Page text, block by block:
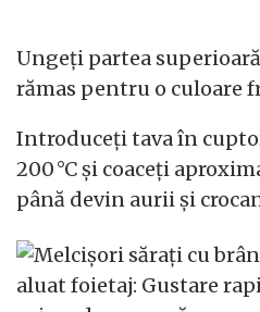
Ungeți partea
rămas pentru o culoare
Introduceți tava în
200 °C și coaceți
până devin aurii și